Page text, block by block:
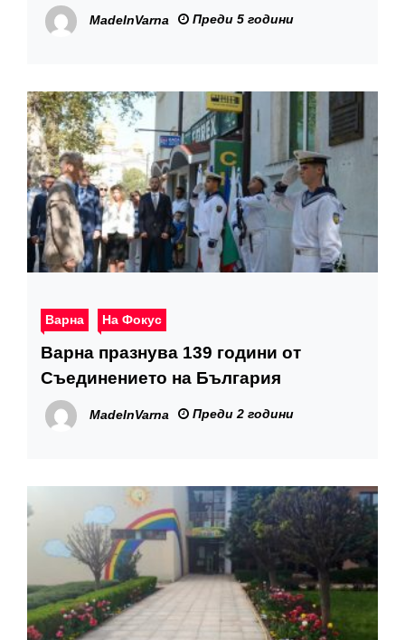
MadeInVarna Преди 5 години
Варна На Фокус
Варна празнува 139 години от
Съединението на България
MadeInVarna Преди 2 години